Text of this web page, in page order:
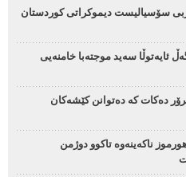
سۆسیالیست دیموکراتی کوردستان
ئایەتوڵا سەید موجتەبا خامنەیی
دەکات کە دەتوانن کێشەکان
ناکەینەوە تاکوو دوژمن